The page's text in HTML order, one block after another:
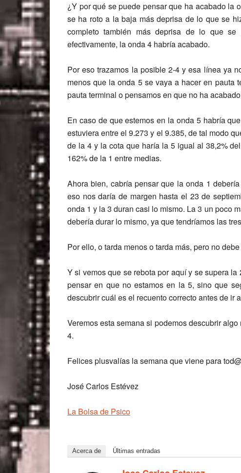
¿Y por qué se puede pensar que ha acabado la
se ha roto a la baja más deprisa de lo que se
completo también más deprisa de lo que
efectivamente, la onda 4 habría acabado.
Por eso trazamos la posible 2-4 y esa línea ya
menos que la onda 5 se vaya a hacer en pauta
pauta terminal o pensamos en que no ha
En caso de que estemos en la onda 5 habría
estuviera entre el 9.273 y el 9.385, de tal modo
de la 4 y la cota que haría la 5 igual al 38,2%
162% de la 1 entre medias.
Ahora bien, cabría pensar que la onda 1
eso nos daría de margen hasta el 23 de
onda 1 y la 3 duran casi lo mismo. La 3 un poco
debería durar lo mismo, ya que tendríamos las
Por ello, o tarda menos o tarda más, pero no
Y si vemos que se rebota por aquí y se supera
pensar en que no estamos en la 5, sino que
descubrir cuál es el recuento correcto antes de ir
Veremos esta semana si podemos descubrir
4.
Felices plusvalías la semana que viene para
José Carlos Estévez
La Bolsa de Psico
Acerca de Últimas entradas